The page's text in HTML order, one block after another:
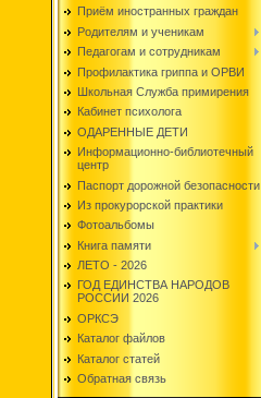
Приём иностранных граждан
Родителям и ученикам
Педагогам и сотрудникам
Профилактика гриппа и ОРВИ
Школьная Служба примирения
Кабинет психолога
ОДАРЕННЫЕ ДЕТИ
Информационно-библиотечный
центр
Паспорт дорожной безопасности
Из прокурорской практики
Фотоальбомы
Книга памяти
ЛЕТО - 2026
ГОД ЕДИНСТВА НАРОДОВ
РОССИИ 2026
ОРКСЭ
Каталог файлов
Каталог статей
Обратная связь